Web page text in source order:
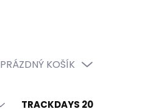
NÁKUPNÍ
PRÁZDNÝ KOŠÍK
TRACKDAYS 2026